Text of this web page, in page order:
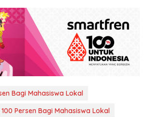
Bagi Mahasiswa Lokal
Persen Bagi Mahasiswa Lokal